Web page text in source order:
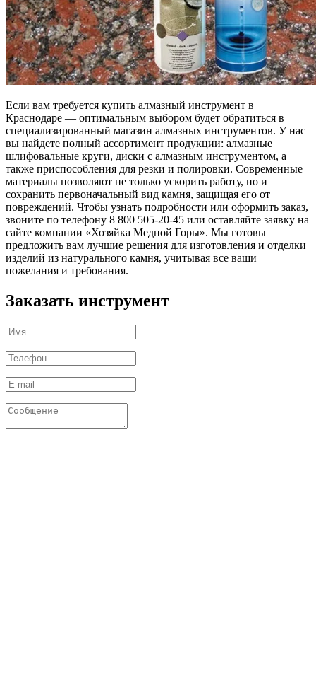
Если вам требуется купить алмазный инструмент в
Краснодаре — оптимальным выбором будет обратиться в
специализированный магазин алмазных инструментов. У нас
вы найдете полный ассортимент продукции: алмазные
шлифовальные круги, диски с алмазным инструментом, а
также приспособления для резки и полировки. Современные
материалы позволяют не только ускорить работу, но и
сохранить первоначальный вид камня, защищая его от
повреждений. Чтобы узнать подробности или оформить заказ,
звоните по телефону 8 800 505-20-45 или оставляйте заявку на
сайте компании «Хозяйка Медной Горы». Мы готовы
предложить вам лучшие решения для изготовления и отделки
изделий из натурального камня, учитывая все ваши
пожелания и требования.
Заказать инструмент